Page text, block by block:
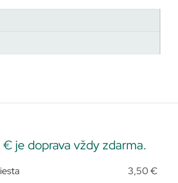
je doprava vždy zdarma.
3,50 €